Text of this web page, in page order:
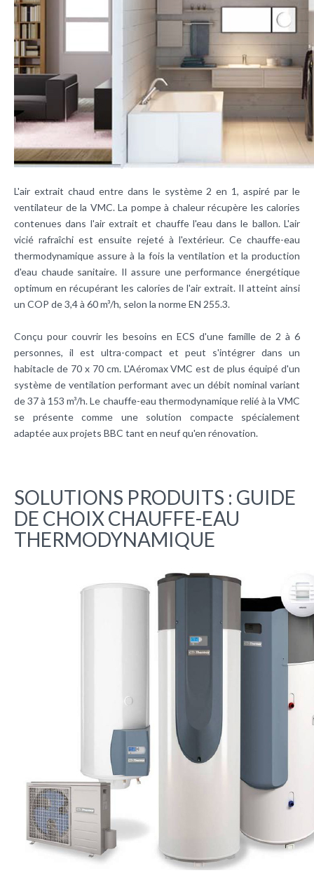
L'air extrait chaud entre dans le système 2 en 1, aspiré par le
ventilateur de la VMC. La pompe à chaleur récupère les calories
contenues dans l'air extrait et chauffe l'eau dans le ballon. L'air
vicié rafraîchi est ensuite rejeté à l'extérieur. Ce chauffe-eau
thermodynamique assure à la fois la ventilation et la production
d'eau chaude sanitaire. Il assure uneperformance énergétique
optimum en récupérant les calories de l'air extrait. Il atteint ainsi
un COP de 3,4 à 60 m³/h, selon la norme EN 255.3.
Conçu pour couvrir les besoins en ECS d'une famille de 2 à 6
personnes, il est ultra-compact et peut s'intégrer dans un
habitacle de 70 x 70 cm. L'Aéromax VMC est de plus équipé d'un
système de ventilation performant avec un débit nominal variant
de 37 à 153 m³/h. Le chauffe-eau thermodynamique relié à la VMC
se présente comme une solution compacte spécialement
adaptée aux projets BBC tant en neuf qu'en rénovation.
SOLUTIONS PRODUITS : GUIDE
DE CHOIX CHAUFFE-EAU
THERMODYNAMIQUE